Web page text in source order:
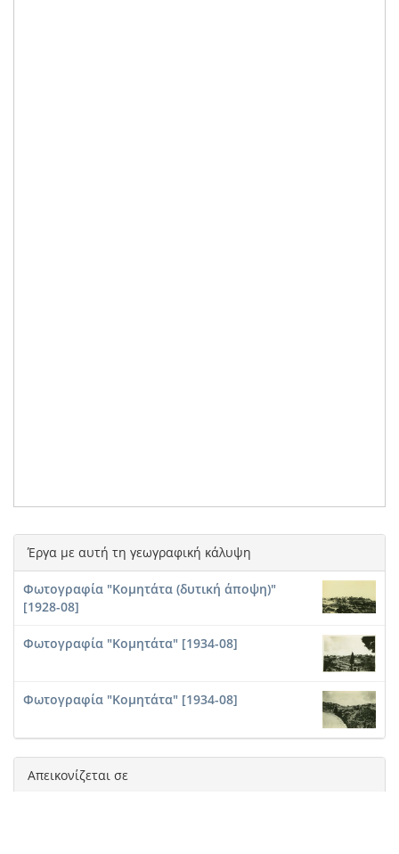
Έργα με αυτή τη γεωγραφική κάλυψη
Φωτογραφία "Κομητάτα (δυτική άποψη)"
[1928-08]
Φωτογραφία "Κομητάτα" [1934-08]
Φωτογραφία "Κομητάτα" [1934-08]
Απεικονίζεται σε